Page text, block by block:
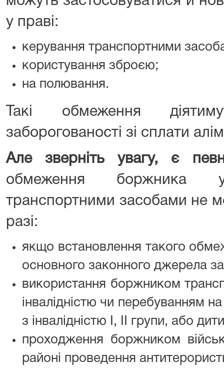
у праві:
керування транспортними
користування зброєю;
на полювання.
Такі обмеження
заборогованості зі сплати
Але зверніть увагу, є
обмеження боржника
транспортними засобами не
разі:
якщо встановлення такого
основного законного джерела
використання боржником
інвалідністю чи перебуванням
з інвалідністю I, II групи, або
проходження боржником
районі проведення